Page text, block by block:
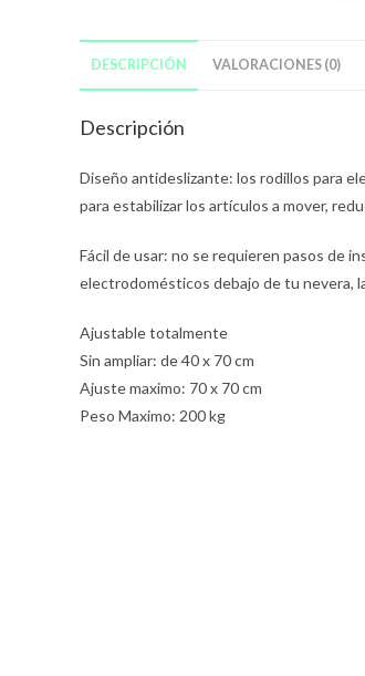
DESCRIPCIÓN VALORACIONES (0)
Descripción
Diseño antideslizante: los rodillos para
para estabilizar los artículos a mover,
Fácil de usar: no se requieren pasos de
electrodomésticos debajo de tu nevera,
Ajustable totalmente
Sin ampliar: de 40 x 70 cm
Ajuste maximo: 70 x 70 cm
Peso Maximo: 200 kg